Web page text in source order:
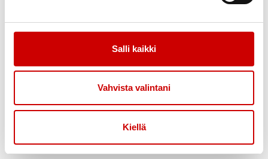
Salli kaikki
Vahvista valintani
Kiellä
Link to facebook
Link to twitter
Link to instagram
Link to youtube
Tietoa Tukea